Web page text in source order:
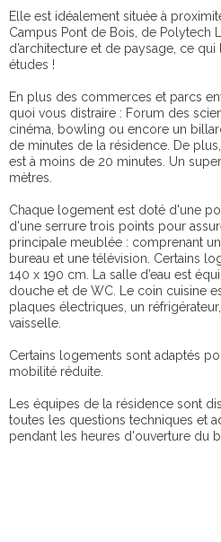
Elle est idéalement située à
Campus Pont de Bois, de Polytech
d’architecture et de paysage, ce
études !
En plus des commerces et parcs
quoi vous distraire : Forum des
cinéma, bowling ou encore un
de minutes de la résidence. De
est à moins de 20 minutes. Un
mètres.
Chaque logement est doté d'une
d'une serrure trois points pour
principale meublée : comprenant
bureau et une télévision. Certains
140 x 190 cm. La salle d’eau est
douche et de WC. Le coin cuisine
plaques électriques, un
vaisselle.
Certains logements sont adaptés
mobilité réduite.
Les équipes de la résidence sont
toutes les questions techniques et
pendant les heures d'ouverture du